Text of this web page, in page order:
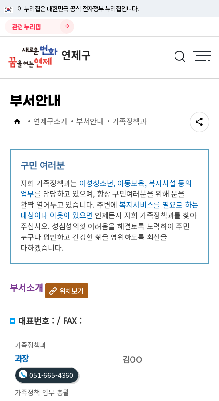
이 누리집은 대한민국 공식 전자정부 누리집입니다.
관련 누리집
부서안내
연제구소개 부서안내 가족정책과
구민 여러분
저희 가족정책과는 여성청소년, 아동보육, 복지시설 등의
업무를 담당하고 있으며, 항상 구민여러분을 위해 문을
활짝 열어두고 있습니다. 주변에 복지서비스를 필요로 하는
대상이나 이웃이 있으면 언제든지 저희 가족정책과를 찾아
주십시오. 성심성의껏 어려움을 해결토록 노력하여 주민
누구나 평안하고 건강한 삶을 영위하도록 최선을
다하겠습니다.
부서소개 위치보기
대표번호 : / FAX :
가족정책과
과장 김OO
051-665-4360
가족정책 업무 총괄